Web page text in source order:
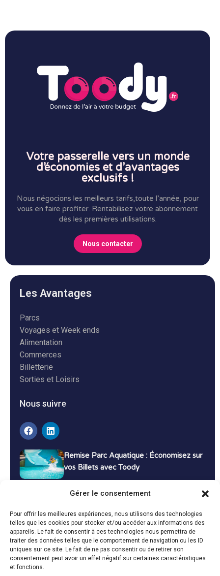
Gérer le consentement
Pour offrir les meilleures expériences, nous utilisons des technologies
telles que les cookies pour stocker et/ou accéder aux informations des
appareils. Le fait de consentir à ces technologies nous permettra de
traiter des données telles que le comportement de navigation ou les ID
uniques sur ce site. Le fait de ne pas consentir ou de retirer son
consentement peut avoir un effet négatif sur certaines caractéristiques
et fonctions.
Votre passerelle vers un monde
d’économies et d’avantages
exclusifs !
Nous négocions les meilleurs tarifs,toute l’année, pour
vous en faire profiter. Rentabilisez votre abonnement
dès les premières utilisations.
Nous contacter
Les Avantages
Parcs
Voyages et Week ends
Alimentation
Commerces
Billetterie
Sorties et Loisirs
Nous suivre
Remise Parc Aquatique : Économisez sur
vos Billets avec Toody
Bons Plans Voyage : Économisez sur vos
Vacances avec Toody
13 décembre 2024 Bon plans